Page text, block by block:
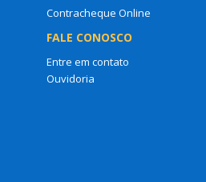
Contracheque Online
FALE CONOSCO
Entre em contato
Ouvidoria